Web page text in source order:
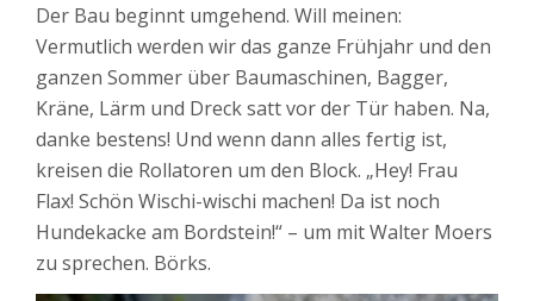
Der Bau beginnt umgehend. Will meinen:
Vermutlich werden wir das ganze Frühjahr und den
ganzen Sommer über Baumaschinen, Bagger,
Kräne, Lärm und Dreck satt vor der Tür haben. Na,
danke bestens! Und wenn dann alles fertig ist,
kreisen die Rollatoren um den Block. „Hey! Frau
Flax! Schön Wischi-wischi machen! Da ist noch
Hundekacke am Bordstein!“ – um mit Walter Moers
zu sprechen. Börks.